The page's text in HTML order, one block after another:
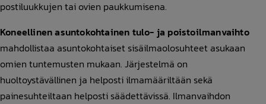
postiluukkujen tai ovien paukkumisena.
Koneellinen asuntokohtainen tulo- ja poistoilmanvaihto
mahdollistaa asuntokohtaiset sisäilmaolosuhteet asukaan
omien tuntemusten mukaan. Järjestelmä on
huoltoystävällinen ja helposti ilmamääriltään sekä
painesuhteiltaan helposti säädettävissä. Ilmanvaihdon